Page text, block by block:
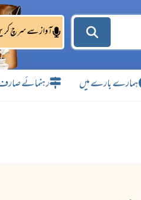
آواز سے سرچ
ہمارے بارے میں رہنمائے